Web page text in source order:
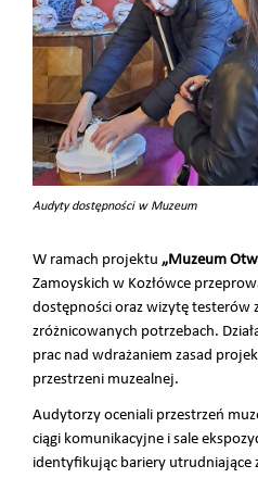
Audyty dostępności w Muzeum
W ramach projektu „Muzeum
Zamoyskich w Kozłówce
dostępności oraz wizytę testerów
zróżnicowanych potrzebach.
prac nad wdrażaniem zasad
przestrzeni muzealnej.
Audytorzy oceniali przestrzeń
ciągi komunikacyjne i sale
identyfikując bariery utrudniające